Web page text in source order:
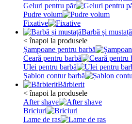
Geluri pentru păr
Pudre volum
Fixative
Barbă și mustață
< înapoi la produsele
Șampoane pentru barbă
Ceară pentru barbă
Ulei pentru barbă
Șablon contur barbă
Bărbierit
< înapoi la produsele
After shave
Briciuri
Lame de ras